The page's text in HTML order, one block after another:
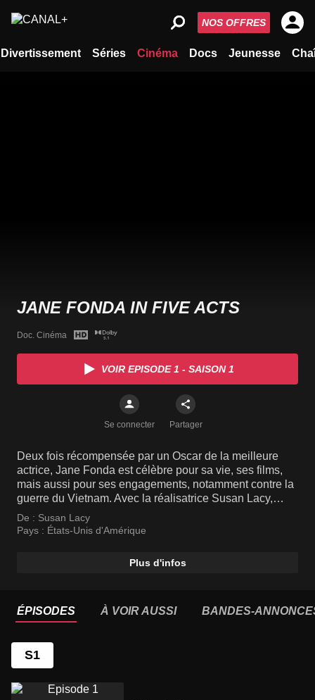
Divertissement Séries Cinéma Docs Jeunesse
NOS OFFRES
JANE FONDA IN FIVE ACTS
Doc. Cinéma
VOIR EPISODE 1 - SAISON 1
Se connecter Partager
Deux fois récompensée par un Oscar de la meilleure
actrice, Jane Fonda est célèbre pour sa vie, ses films,
mais aussi pour ses engagements, notamment contre la
guerre du Vietnam. Avec la réalisatrice Susan Lacy,
Jane Fonda se remémore aussi ses trois mariages, sa
carrière au cinéma, mais aussi les moments difficiles de
De : Susan Lacy
Pays : États-Unis d'Amérique
Plus d'infos
ÉPISODES À VOIR AUSSI BANDES-
S1